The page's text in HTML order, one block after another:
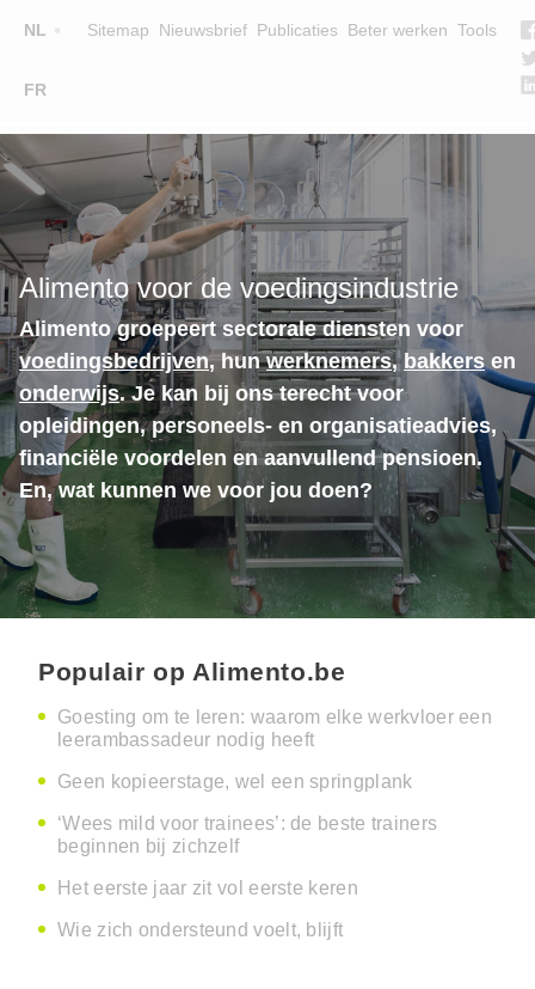
NL
FR
Sitemap Nieuwsbrief Publicaties Beter werken Tools
Main
navigation
OPLEIDINGEN
LESGEVERS
WIE ZIJN WE
TEAM
CONTACT
ZOEK EEN OPLEIDING
Alimento voor de voedingsindustrie
Alimento groepeert sectorale diensten voor
voedingsbedrijven, hunwerknemers, bakkersen
onderwijs. Je kan bij ons terecht voor
opleidingen, personeels- en organisatieadvies,
financiële voordelen en aanvullend pensioen.
En, wat kunnen we voor jou doen?
Populair op Alimento.be
Goesting om te leren: waarom elke werkvloer een
leerambassadeur nodig heeft
Geen kopieerstage, wel een springplank
‘Wees mild voor trainees’: de beste trainers
beginnen bij zichzelf
Het eerste jaar zit vol eerste keren
Wie zich ondersteund voelt, blijft